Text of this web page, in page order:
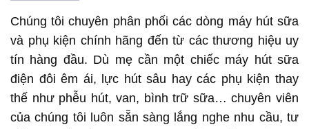
Chúng tôi chuyên phân phối các dòng máy hút sữa
và phụ kiện chính hãng đến từ các thương hiệu uy
tín hàng đầu. Dù mẹ cần một chiếc máy hút sữa
điện đôi êm ái, lực hút sâu hay các phụ kiện thay
thế như phễu hút, van, bình trữ sữa… chuyên viên
của chúng tôi luôn sẵn sàng lắng nghe nhu cầu, tư